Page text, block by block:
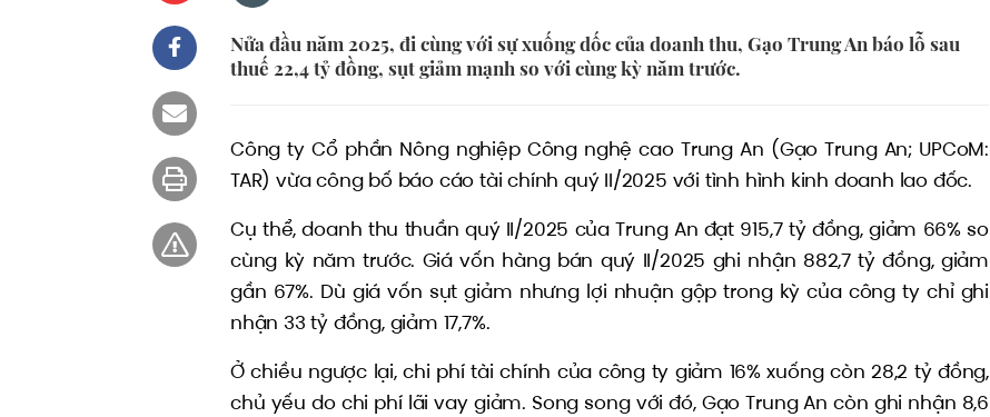
Nửa đầu năm 2025, đi cùng với sự xuống dốc của doanh thu, Gạo Trung An báo lỗ sau
thuế 22,4 tỷ đồng, sụt giảm mạnh so với cùng kỳ năm trước.
Công ty Cổ phần Nông nghiệp Công nghệ cao Trung An (Gạo Trung An; UPCoM:
TAR) vừa công bố báo cáo tài chính quý II/2025 với tình hình kinh doanh lao đốc.
Cụ thể, doanh thu thuần quý II/2025 của Trung An đạt 915,7 tỷ đồng, giảm 66% so
cùng kỳ năm trước. Giá vốn hàng bán quý II/2025 ghi nhận 882,7 tỷ đồng, giảm
gần 67%. Dù giá vốn sụt giảm nhưng lợi nhuận gộp trong kỳ của công ty chỉ ghi
nhận 33 tỷ đồng, giảm 17,7%.
Ở chiều ngược lại, chi phí tài chính của công ty giảm 16% xuống còn 28,2 tỷ đồng,
chủ yếu do chi phí lãi vay giảm. Song song với đó, Gạo Trung An còn ghi nhận 8,6